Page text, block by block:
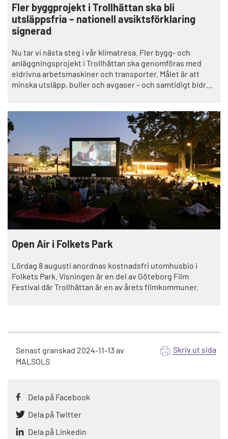
Fler byggprojekt i Trollhättan ska bli
utsläppsfria – nationell avsiktsförklaring
signerad
Nu tar vi nästa steg i vår klimatresa. Fler bygg- och
anläggningsprojekt i Trollhättan ska genomföras med
eldrivna arbetsmaskiner och transporter. Målet är att
minska utsläpp, buller och avgaser – och samtidigt bidra
Open Air i Folkets Park
Lördag 8 augusti anordnas kostnadsfri utomhusbio i
Folkets Park. Visningen är en del av Göteborg Film
Festival där Trollhättan är en av årets filmkommuner.
Senast granskad 2024-11-13av
MALSOLS
Skriv ut sida
Dela på Facebook
Dela på Twitter
Dela på Linkedin